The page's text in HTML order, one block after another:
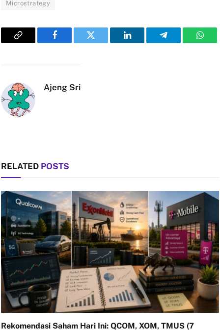
Microstrategy
Copy
Facebook Twitter LinkedIn Telegram
Ajeng Sri
RELATED POSTS
Rekomendasi Saham Hari Ini: QCOM, XOM, TMUS (7